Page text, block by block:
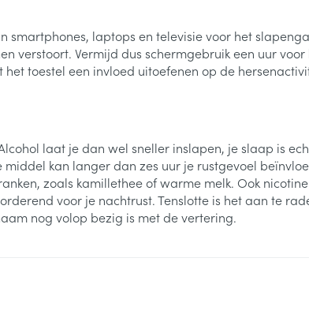
laptops en televisie voor het
verstoort. Vermijd dus schermgebruik een uur
toestel een invloed uitoefenen op de
laat je dan wel sneller inslapen, je slaap is
kan langer dan zes uur je rustgevoel
zoals kamillethee of warme melk. Ook
voor je nachtrust. Tenslotte is het aan te
nog volop bezig is met de vertering.